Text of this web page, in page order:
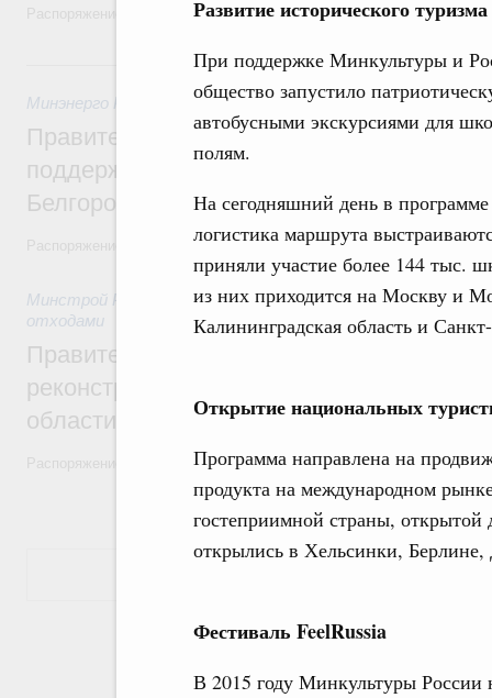
Развитие исторического туризма
При поддержке Минкультуры и
общество запустило
автобусными экскурсиями для
полям.
На сегодняшний день в
логистика маршрута
приняли участие более 144 тыс.
из них приходится на Москву и
Калининградская область и
Открытие национальных
Программа направлена на
продукта на международном
гостеприимной страны,
открылись в Хельсинки,
Фестиваль FeelRussia
В 2015 году Минкультуры России
Распоряжение от 24 июля 2026 года №1952-р
23 июля, четверг
Минэнерго России 23 июля 2026 ,Теплоэнергетика,
Правительство выделило более 3,2
поддержку топливно-энергетического
Белгородской области
Распоряжение от 23 июля 2026 года №1946-р
Минстрой России 23 июля 2026,Экологическая
отходами
Правительство направит более 780 млн
реконструкцию очистных сооружений в
области
Распоряжение от 22 июля 2026 года №1936-р